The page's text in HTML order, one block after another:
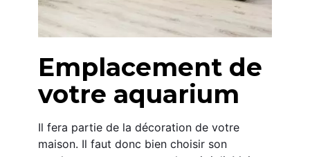
Emplacement de
votre aquarium
Il fera partie de la décoration de votre
maison. Il faut donc bien choisir son